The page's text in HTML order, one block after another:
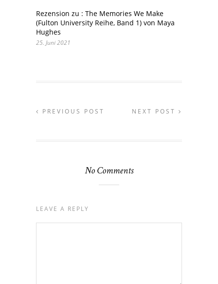
Rezension zu : The Memories We Make
(Fulton University Reihe, Band 1) von Maya
Hughes
25. Juni 2021
PREVIOUS POST NEXT POST
No Comments
LEAVE A REPLY